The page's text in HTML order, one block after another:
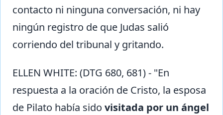
contacto ni ninguna conversación, ni hay
ningún registro de que Judas salió
corriendo del tribunal y gritando.
ELLEN WHITE: (DTG 680, 681) - "En
respuesta a la oración de Cristo, la esposa
de Pilato había sido visitada por un ángel